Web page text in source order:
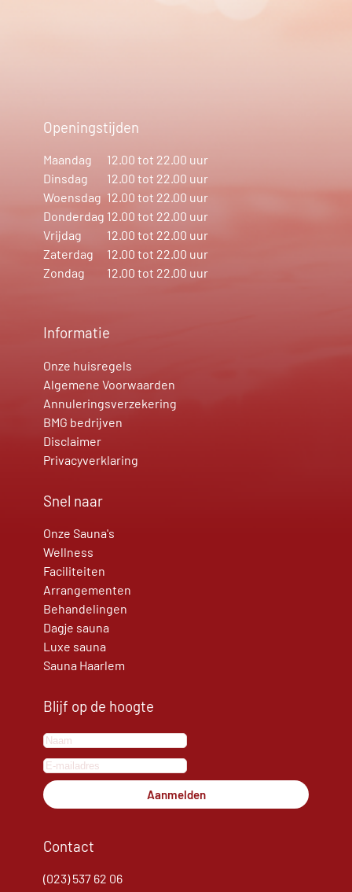
Openingstijden
Maandag
12.00 tot 22.00 uur
Dinsdag
12.00 tot 22.00 uur
Woensdag 12.00 tot 22.00 uur
Donderdag 12.00 tot 22.00 uur
Vrijdag
12.00 tot 22.00 uur
Zaterdag
12.00 tot 22.00 uur
Zondag
12.00 tot 22.00 uur
Informatie
Onze huisregels
Algemene Voorwaarden
Annuleringsverzekering
BMG bedrijven
Disclaimer
Privacyverklaring
Snel naar
Onze Sauna's
Wellness
Faciliteiten
Arrangementen
Behandelingen
Dagje sauna
Luxe sauna
Sauna Haarlem
Blijf op de hoogte
Aanmelden
Contact
(023) 537 62 06